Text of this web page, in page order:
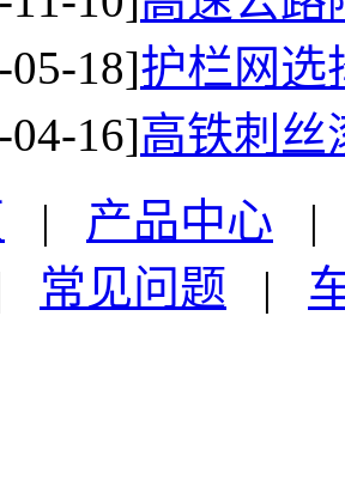
05-18]护栏网选
04-16]高铁刺丝
| 产品中心
常见问题 |